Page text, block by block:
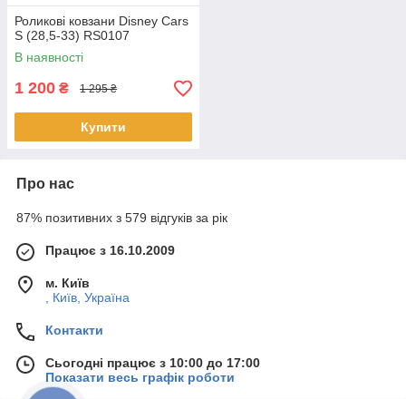
Роликові ковзани Disney Cars
S (28,5-33) RS0107
В наявності
1 200 ₴ 1 295 ₴
Купити
Про нас
87% позитивних з 579 відгуків за рік
Працює з 16.10.2009
м. Київ
, Київ, Україна
Контакти
Сьогодні працює з 10:00 до 17:00
Показати весь графік роботи